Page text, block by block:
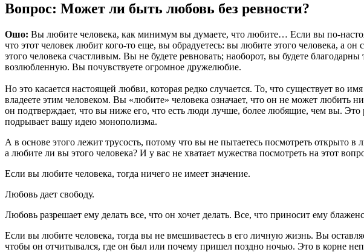
Вопрос: Может ли быть любовь без ревности?
Ошо: Вы любите человека, как минимум вы думаете, что любите… Если вы по-
что этот человек любит кого-то еще, вы обрадуетесь: вы любите этого человека, а он
этого человека счастливым. Вы не будете ревновать; наоборот, вы будете
возлюбленную. Вы почувствуете огромное дружелюбие.
Но это касается настоящей любви, которая редко случается. То, что существует во
владеете этим человеком. Вы «любите» человека означает, что он не может любить
он подтверждает, что вы ниже его, что есть люди лучше, более любящие, чем вы. Это
подрывает вашу идею монополизма.
А в основе этого лежит трусость, потому что вы не пытаетесь посмотреть открыто
а любите ли вы этого человека? И у вас не хватает мужества посмотреть на этот
Если вы любите человека, тогда ничего не имеет значение.
Любовь дает свободу.
Любовь разрешает ему делать все, что он хочет делать. Все, что приносит ему
Если вы любите человека, тогда вы не вмешиваетесь в его личную жизнь. Вы
чтобы он отчитывался, где он был или почему пришел поздно ночью. Это в корне